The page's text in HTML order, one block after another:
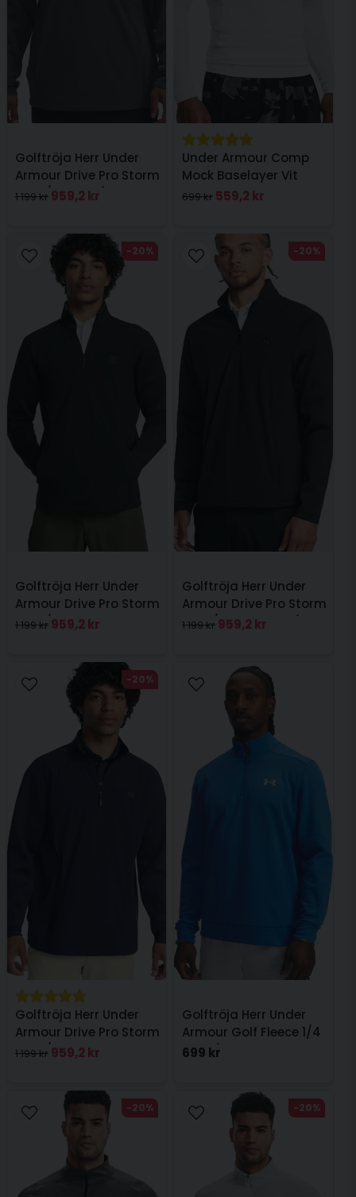
Golftröja Herr Under
Armour Drive Pro Storm
Hyb 1/2 Zip Grå
1 199 kr 959,2 kr
Under Armour Comp
Mock Baselayer Vit
699 kr 559,2 kr
Golftröja Herr Under
Armour Drive Pro Storm
Hyb 1/2 Zip Svart
1 199 kr 959,2 kr
-20%
Golftröja Herr Under
Armour Drive Pro Storm
Hyb 1/2 Zip Mörkgrå
1 199 kr 959,2 kr
-20%
Golftröja Herr Under
Armour Drive Pro Storm
Hyb 1/2 Zip Navy
1 199 kr 959,2 kr
-20%
Golftröja Herr Under
Armour Golf Fleece 1/4
Zip Blå
699 kr
-20% -20%